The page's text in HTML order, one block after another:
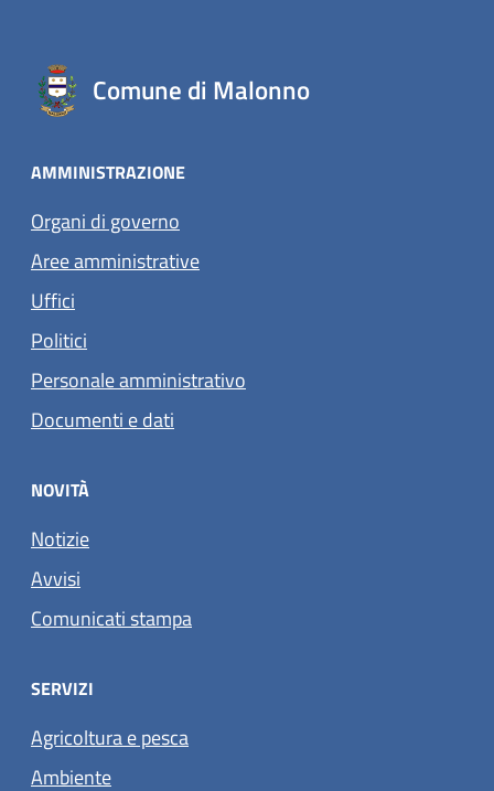
Comune di Malonno
AMMINISTRAZIONE
Organi di governo
Aree amministrative
Uffici
Politici
Personale amministrativo
Documenti e dati
NOVITÀ
Notizie
Avvisi
Comunicati stampa
SERVIZI
Agricoltura e pesca
Ambiente